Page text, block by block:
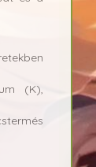
(K),